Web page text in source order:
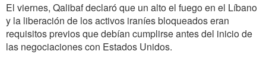
El viernes, Qalibaf declaró que un alto el fuego en el Líbano
y la liberación de los activos iraníes bloqueados eran
requisitos previos que debían cumplirse antes del inicio de
las negociaciones con Estados Unidos.